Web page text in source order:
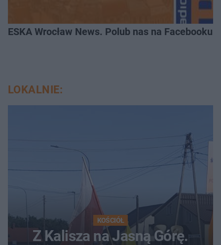
ESKA Wrocław News. Polub nas na Facebooku!
LOKALNIE:
KOŚCIÓŁ
Z Kalisza na Jasną Górę.